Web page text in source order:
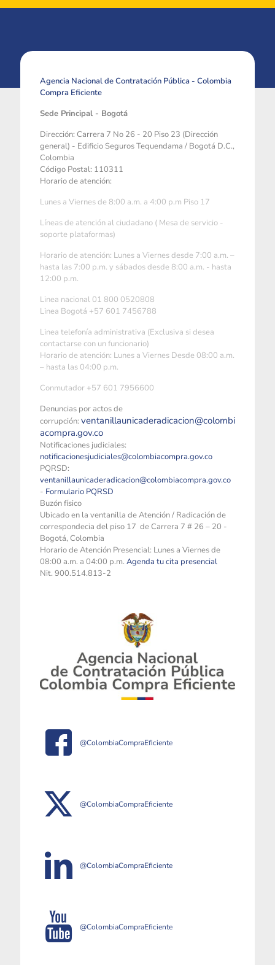
Agencia Nacional de Contratación Pública - Colombia
Compra Eficiente
Sede Principal - Bogotá
Dirección: Carrera 7 No 26 - 20 Piso 23 (Dirección
general) - Edificio Seguros Tequendama / Bogotá D.C.,
Colombia
Código Postal: 110311
Horario de atención:
Lunes a Viernes de 8:00 a.m. a 4:00 p.m Piso 17
Líneas de atención al ciudadano ( Mesa de servicio -
soporte plataformas)
Horario de atención: Lunes a Viernes desde 7:00 a.m. –
hasta las 7:00 p.m. y sábados desde 8:00 a.m. - hasta
12:00 p.m.
Linea nacional 01 800 0520808
Linea Bogotá +57 601 7456788
Linea telefonía administrativa (Exclusiva si desea
contactarse con un funcionario)
Horario de atención: Lunes a Viernes Desde 08:00 a.m.
– hasta las 04:00 p.m.
Conmutador +57 601 7956600
Denuncias por actos de
corrupción: ventanillaunicaderadicacion@colombi
acompra.gov.co
Notificaciones judiciales:
notificacionesjudiciales@colombiacompra.gov.co
PQRSD:
ventanillaunicaderadicacion@colombiacompra.gov.co
- Formulario PQRSD
Buzón físico
Ubicado en la ventanilla de Atención / Radicación de
correspondecia del piso 17 de Carrera 7 # 26 – 20 -
Bogotá, Colombia
Horario de Atención Presencial: Lunes a Viernes de
08:00 a.m. a 04:00 p.m. Agenda tu cita presencial
Nit. 900.514.813-2
@ColombiaCompraEficiente
@ColombiaCompraEficiente
@ColombiaCompraEficiente
@ColombiaCompraEficiente